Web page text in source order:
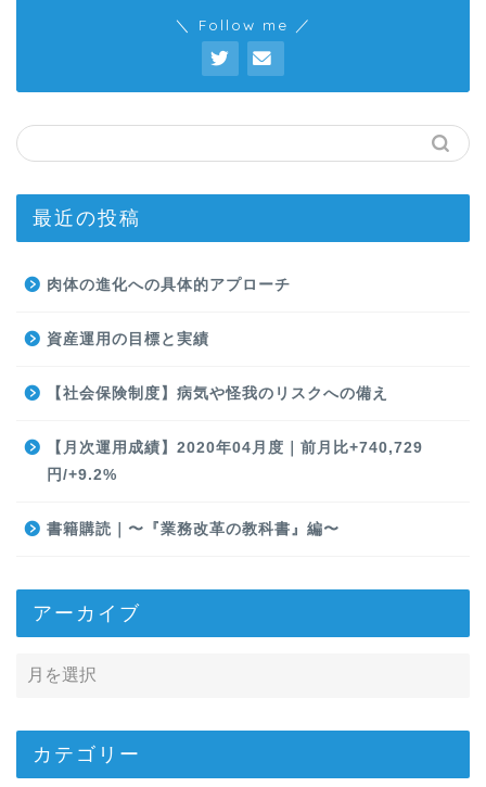
＼ Follow me ／
最近の投稿
肉体の進化への具体的アプローチ
資産運用の目標と実績
【社会保険制度】病気や怪我のリスクへの備え
【月次運用成績】2020年04月度｜前月比+740,729
円/+9.2%
書籍購読｜〜『業務改革の教科書』編〜
アーカイブ
カテゴリー